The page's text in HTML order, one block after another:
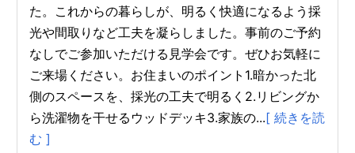
た。これからの暮らしが、明るく快適になるよう採
光や間取りなど工夫を凝らしました。事前のご予約
なしでご参加いただける見学会です。ぜひお気軽に
ご来場ください。お住まいのポイント1.暗かった北
側のスペースを、採光の工夫で明るく2.リビングか
ら洗濯物を干せるウッドデッキ3.家族の...[ 続きを読
む ]